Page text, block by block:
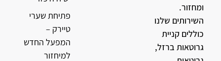
ומחזור.
השירותים שלנו
כוללים קניית
גרוטאות ברזל,
פתיחת שערי
טיירק –
המפעל החדש
למיחזור